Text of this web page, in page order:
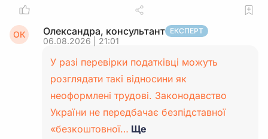
ОК Олександра, консультант ЕКСПЕРТ
06.08.2026 | 21:01
У разі перевірки податківці можуть
розглядати такі відносини як
неоформлені трудові. Законодавство
України не передбачає безпідставної
«безкоштовної… Ще